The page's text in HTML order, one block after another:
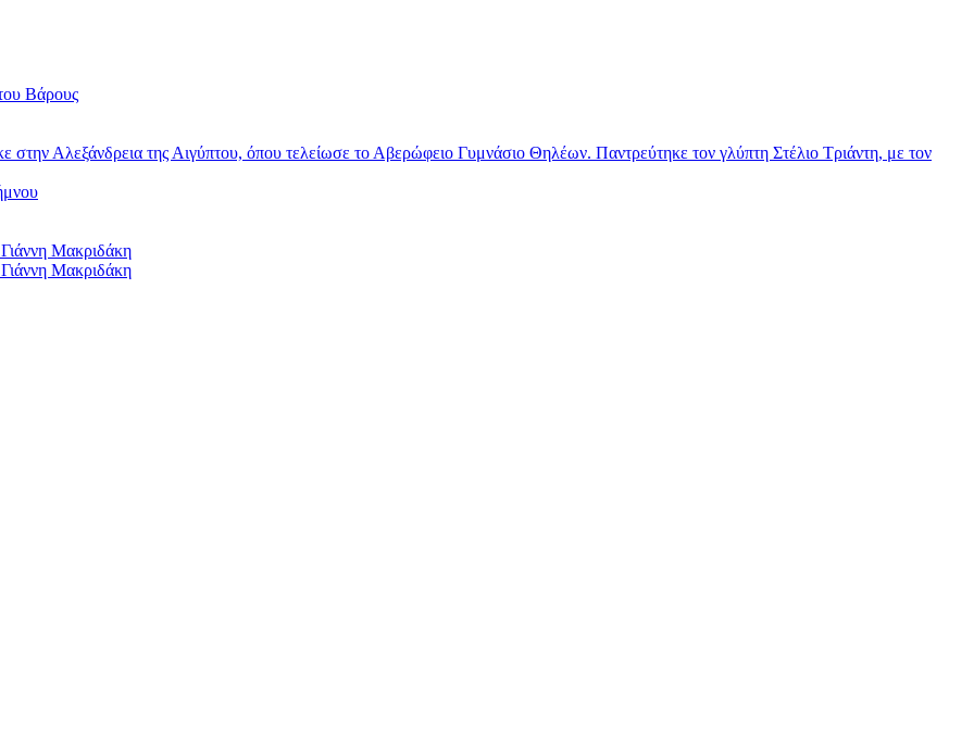
Βάρους
Αλεξάνδρεια της Αιγύπτου, όπου τελείωσε το Αβερώφειο Γυμνάσιο Θηλέων. Παντρεύτηκε τον γλύπτη Στέλιο Τριάντη, με τον
Μακριδάκη
Μακριδάκη